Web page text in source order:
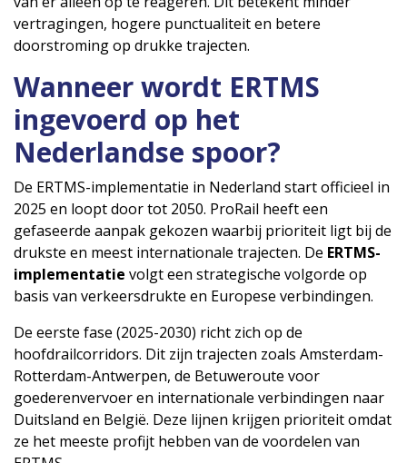
vertragingen, hogere punctualiteit en betere
doorstroming op drukke trajecten.
Wanneer wordt ERTMS
ingevoerd op het
Nederlandse spoor?
De ERTMS-implementatie in Nederland start officieel in
2025 en loopt door tot 2050. ProRail heeft een
gefaseerde aanpak gekozen waarbij prioriteit ligt bij de
drukste en meest internationale trajecten. De ERTMS-
implementatie volgt een strategische volgorde op
basis van verkeersdrukte en Europese verbindingen.
De eerste fase (2025-2030) richt zich op de
hoofdrailcorridors. Dit zijn trajecten zoals Amsterdam-
Rotterdam-Antwerpen, de Betuweroute voor
goederenvervoer en internationale verbindingen naar
Duitsland en België. Deze lijnen krijgen prioriteit omdat
ze het meeste profijt hebben van de voordelen van